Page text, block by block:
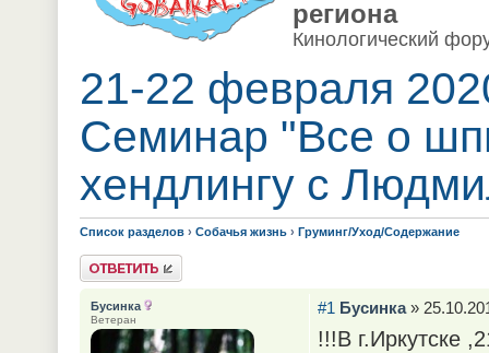
региона
Кинологический
21-22 февраля
Семинар "Все о
хендлингу с
Список разделов › Собачья жизнь › Груминг/Уход/Содержание
Ответить
#1 Бусинка»
!!!В г.Иркутске
Бусинка
Ветеран